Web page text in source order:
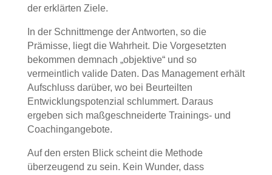
der erklärten Ziele.
In der Schnittmenge der Antworten, so die
Prämisse, liegt die Wahrheit. Die Vorgesetzten
bekommen demnach „objektive“ und so
vermeintlich valide Daten. Das Management erhält
Aufschluss darüber, wo bei Beurteilten
Entwicklungspotenzial schlummert. Daraus
ergeben sich maßgeschneiderte Trainings- und
Coachingangebote.
Auf den ersten Blick scheint die Methode
überzeugend zu sein. Kein Wunder, dass